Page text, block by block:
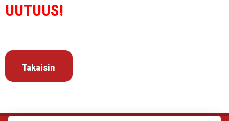
UUTUUS!
Takaisin